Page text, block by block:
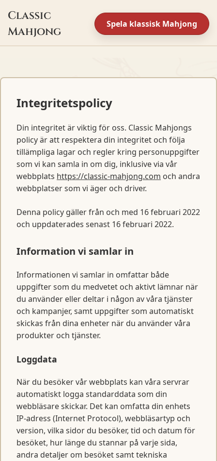
Classic
Mahjong
Spela klassisk Mahjong
Integritetspolicy
Din integritet är viktig för oss. Classic Mahjongs
policy är att respektera din integritet och följa
tillämpliga lagar och regler kring personuppgifter
som vi kan samla in om dig, inklusive via vår
webbplats https://classic-mahjong.com och andra
webbplatser som vi äger och driver.
Denna policy gäller från och med 16 februari 2022
och uppdaterades senast 16 februari 2022.
Information vi samlar in
Informationen vi samlar in omfattar både
uppgifter som du medvetet och aktivt lämnar när
du använder eller deltar i någon av våra tjänster
och kampanjer, samt uppgifter som automatiskt
skickas från dina enheter när du använder våra
produkter och tjänster.
Loggdata
När du besöker vår webbplats kan våra servrar
automatiskt logga standarddata som din
webbläsare skickar. Det kan omfatta din enhets
IP-adress (Internet Protocol), webbläsartyp och
version, vilka sidor du besöker, tid och datum för
besöket, hur länge du stannar på varje sida,
andra detaljer om besöket samt tekniska